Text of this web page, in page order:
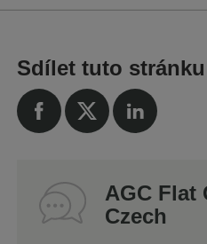
Sdílet tuto stránku
AGC Flat
Czech